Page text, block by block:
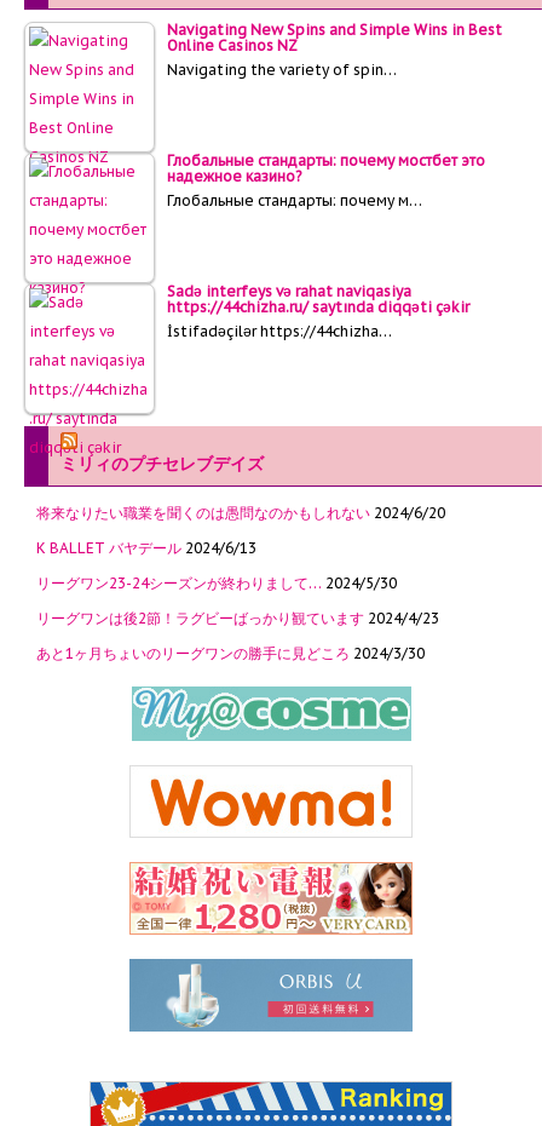
Navigating New Spins and Simple Wins in Best
Online Casinos NZ
Navigating the variety of spin…
Глобальные стандарты: почему мостбет это
надежное казино?
Глобальные стандарты: почему м…
Sadə interfeys və rahat naviqasiya
https://44chizha.ru/ saytında diqqəti çəkir
İstifadəçilər https://44chizha…
ミリィのプチセレブデイズ
将来なりたい職業を聞くのは愚問なのかもしれない 2024/6/20
K BALLET バヤデール 2024/6/13
リーグワン23-24シーズンが終わりまして… 2024/5/30
リーグワンは後2節！ラグビーばっかり観ています 2024/4/23
あと1ヶ月ちょいのリーグワンの勝手に見どころ 2024/3/30